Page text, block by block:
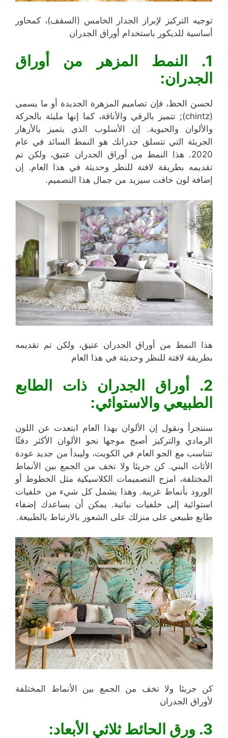
توجيه التركيز لإبراز الجدار الخامس (السقف)، كمحاور
أساسية للديكور باستخدام أوراق الجدران
1. النمط المزهر من أوراق
الجدران:
لحسن الحظ، فإن تصاميم المزهرة الجديدة أو ما يسمى
(chintz); تتميز بالرقي والأناقة، كما إنها مليئة بالحركة
والألوان والحيوية. إن الأسلوب الذي يتميز بالأزهار
الجريئة التي تتسلق جدرانك هو النمط السائد في عام
2020. هذا النمط من أوراق الجدران عتيق، ولكن تم
تقديمه بطريقة لافتة للنظر وحديثة في هذا العام. إن
إضافة لون خافت سيزيد من جمال هذا التصميم.
هذا النمط من أوراق الجدران عتيق، ولكن تم تقديمه
بطريقة لافتة للنظر وحديثة في هذا العام
2. أوراق الجدران ذات الطابع
الطبيعي والاستوائي:
سنتجرأ ونقول إن الألوان بهذا العام ابتعدت عن اللون
الرمادي والتركيز أصبح موجها نحو الألوان الأكثر دفئًا
تتناسب مع الجو العام في الكويت، وليبدأ من جديد عودة
الأثاث البني. كن جريئا ولا تخف من الجمع بين الأنماط
المختلفة، امزج التصميمات الكلاسيكية مثل الخطوط أو
الورود بأنماط غريبة. وهذا يشمل كل شيء من خلفيات
استوائية إلى خلفيات نباتية. يمكن أن يساعدك إضفاء
طابع طبيعي على منزلك على الشعور بالارتباط بالطبيعة.
كن جريئا ولا تخف من الجمع بين الأنماط المختلفة
لأوراق الجدران
3. ورق الحائط ثلاثي الأبعاد: